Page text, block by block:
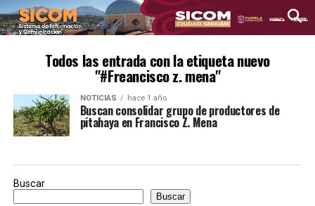
Todos las entrada con la etiqueta nuevo
"#Freancisco z. mena"
NOTICIAS hace 1 año
Buscan consolidar grupo de productores de
pitahaya en Francisco Z. Mena
Buscar
Buscar